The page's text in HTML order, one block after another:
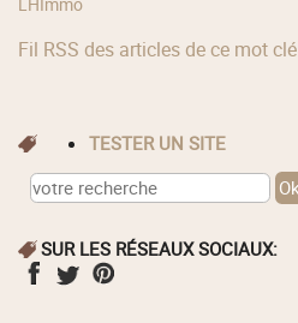
LHImmo
Fil RSS des articles de ce mot clé
TESTER UN SITE
SUR LES RÉSEAUX SOCIAUX: